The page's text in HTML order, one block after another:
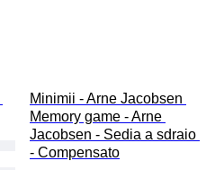
Minimii - Arne Jacobsen
Memory game - Arne
Jacobsen - Sedia a sdraio
- Compensato